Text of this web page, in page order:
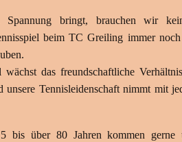
bringt, brauchen wir
beim TC Greiling immer
das freundschaftliche
Tennisleidenschaft nimmt mit
über 80 Jahren kommen gerne